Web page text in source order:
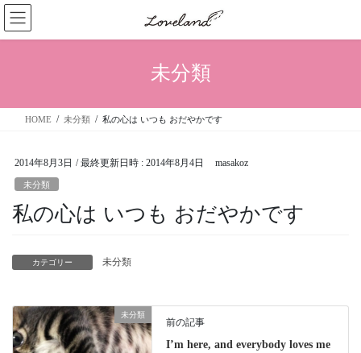
コ
ン
テ
ス
ナ
ビ
ゲ
ン
未分類
HOME 未分類 私の心は いつも おだやかです
2014年8月3日 / 最終更新日時 : 2014年8月4日 masakoz
未分類
私の心は いつも おだやかです
カテゴリー 未分類
未分類
前の記事
I’m here, and everybody loves me